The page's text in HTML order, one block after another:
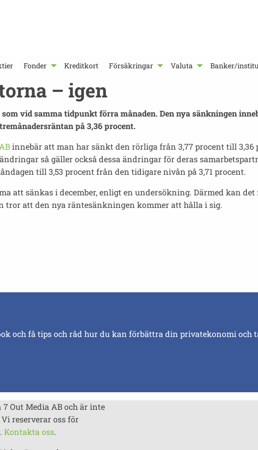
Fonder Kreditkort Försäkringar Valuta Banker/
– igen
vid samma tidpunkt förra månaden. Den nya sänkningen
på 3,36 procent.
innebär att man har sänkt den rörliga från 3,77 procent till 3,36
så gäller också dessa ändringar för deras
till 3,53 procent från den tidigare nivån på 3,71 procent.
att sänkas i december, enligt en undersökning. Därmed kan
tror att den nya räntesänkningen kommer att hålla i sig.
och få tips och råd hur du kan förbättra din privatekonomi och
Out Media AB och är inte
reserverar oss för
Kontakta oss.